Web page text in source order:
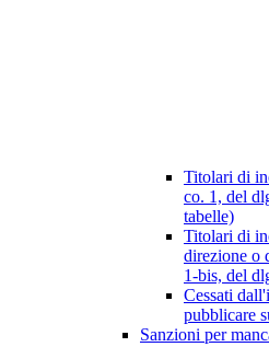
Titolari di
co. 1, del
tabelle)
Titolari di
direzione o
1-bis, del
Cessati
pubblicare
Sanzioni per